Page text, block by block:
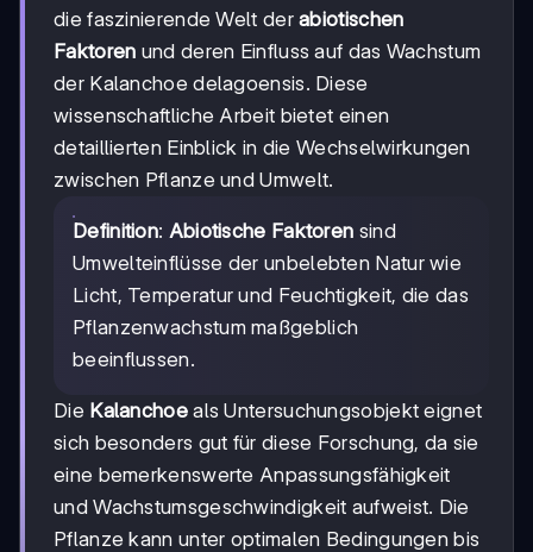
die faszinierende Welt derabiotischen
Faktoren und deren Einfluss auf das Wachstum
der Kalanchoe delagoensis. Diese
wissenschaftliche Arbeit bietet einen
detaillierten Einblick in die Wechselwirkungen
zwischen Pflanze und Umwelt.
Definition: Abiotische Faktoren sind
Umwelteinflüsse der unbelebten Natur wie
Licht, Temperatur und Feuchtigkeit, die das
Pflanzenwachstum maßgeblich
beeinflussen.
Die Kalanchoeals Untersuchungsobjekt eignet
sich besonders gut für diese Forschung, da sie
eine bemerkenswerte Anpassungsfähigkeit
und Wachstumsgeschwindigkeit aufweist. Die
Pflanze kann unter optimalen Bedingungen bis